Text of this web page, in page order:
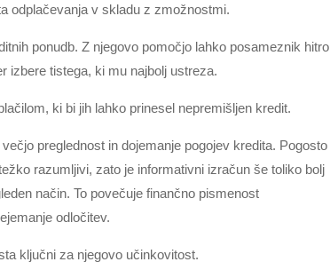
odplačevanja v skladu z zmožnostmi.
ponudb. Z njegovo pomočjo lahko posameznik hitro
izbere tistega, ki mu najbolj ustreza.
ki bi jih lahko prinesel nepremišljen kredit.
preglednost in dojemanje pogojev kredita. Pogosto
razumljivi, zato je informativni izračun še toliko bolj
način. To povečuje finančno pismenost
odločitev.
ključni za njegovo učinkovitost.